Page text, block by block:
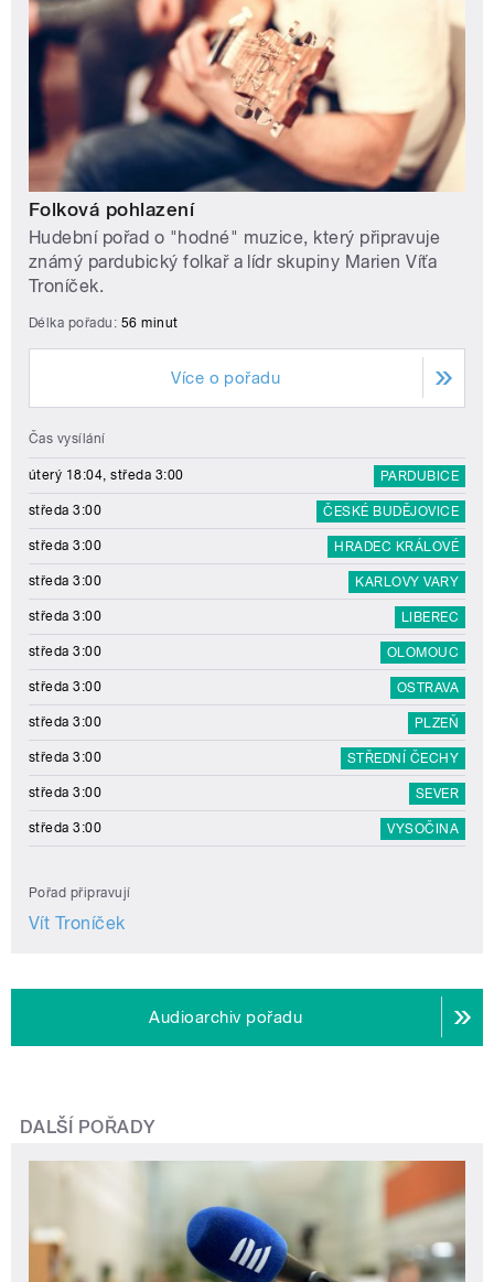
Folková pohlazení
Hudební pořad o "hodné" muzice, který připravuje
známý pardubický folkař a lídr skupiny Marien Víťa
Troníček.
Délka pořadu: 56 minut
Více o pořadu
Čas vysílání
úterý 18:04, středa 3:00 PARDUBICE
středa 3:00 ČESKÉ BUDĚJOVICE
středa 3:00 HRADEC KRÁLOVÉ
středa 3:00 KARLOVY VARY
středa 3:00 LIBEREC
středa 3:00 OLOMOUC
středa 3:00 OSTRAVA
středa 3:00 PLZEŇ
středa 3:00 STŘEDNÍ ČECHY
středa 3:00 SEVER
středa 3:00 VYSOČINA
Pořad připravují
Vít Troníček
Audioarchiv pořadu
DALŠÍ POŘADY